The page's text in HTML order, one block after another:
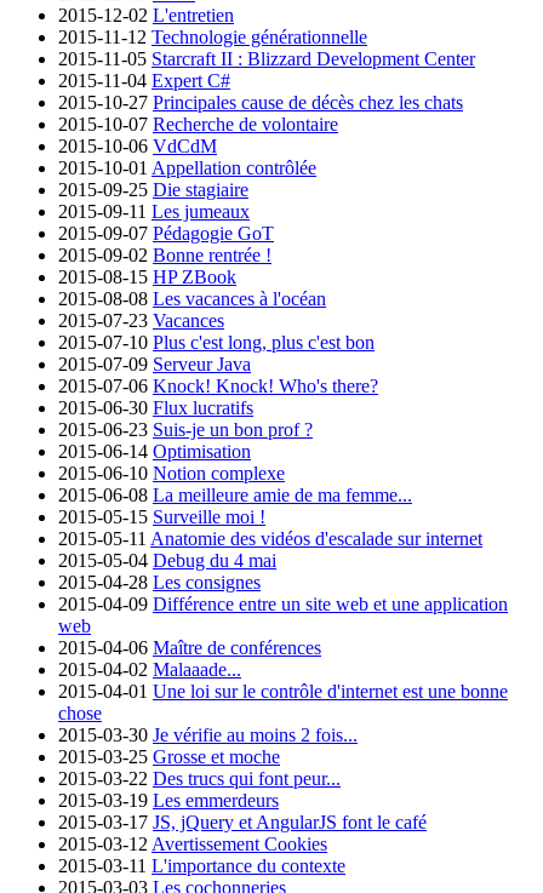
2015-12-02 L'entretien
2015-11-12 Technologie générationnelle
2015-11-05 Starcraft II : Blizzard Development Center
2015-11-04 Expert C#
2015-10-27 Principales cause de décès chez les chats
2015-10-07 Recherche de volontaire
2015-10-06 VdCdM
2015-10-01 Appellation contrôlée
2015-09-25 Die stagiaire
2015-09-11 Les jumeaux
2015-09-07 Pédagogie GoT
2015-09-02 Bonne rentrée !
2015-08-15 HP ZBook
2015-08-08 Les vacances à l'océan
2015-07-23 Vacances
2015-07-10 Plus c'est long, plus c'est bon
2015-07-09 Serveur Java
2015-07-06 Knock! Knock! Who's there?
2015-06-30 Flux lucratifs
2015-06-23 Suis-je un bon prof ?
2015-06-14 Optimisation
2015-06-10 Notion complexe
2015-06-08 La meilleure amie de ma femme...
2015-05-15 Surveille moi !
2015-05-11 Anatomie des vidéos d'escalade sur internet
2015-05-04 Debug du 4 mai
2015-04-28 Les consignes
2015-04-09 Différence entre un site web et une application
web
2015-04-06 Maître de conférences
2015-04-02 Malaaade...
2015-04-01 Une loi sur le contrôle d'internet est une bonne
chose
2015-03-30 Je vérifie au moins 2 fois...
2015-03-25 Grosse et moche
2015-03-22 Des trucs qui font peur...
2015-03-19 Les emmerdeurs
2015-03-17 JS, jQuery et AngularJS font le café
2015-03-12 Avertissement Cookies
2015-03-11 L'importance du contexte
2015-03-03 Les cochonneries